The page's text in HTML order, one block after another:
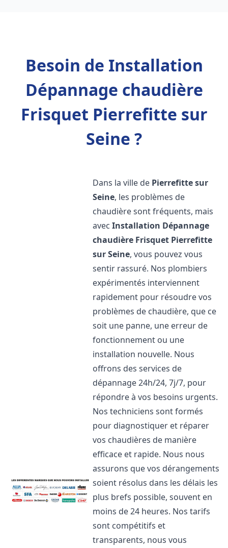
Besoin de Installation
Dépannage chaudière
Frisquet Pierrefitte sur
Seine ?
Dans la ville de Pierrefitte sur
Seine, les problèmes de
chaudière sont fréquents, mais
avecInstallation Dépannage
chaudière Frisquet Pierrefitte
sur Seine, vous pouvez vous
sentir rassuré. Nos plombiers
expérimentés interviennent
rapidement pour résoudre vos
problèmes de chaudière, que ce
soit une panne, une erreur de
fonctionnement ou une
installation nouvelle. Nous
offrons des services de
dépannage 24h/24, 7j/7, pour
répondre à vos besoins urgents.
Nos techniciens sont formés
pour diagnostiquer et réparer
vos chaudières de manière
efficace et rapide. Nous nous
assurons que vos dérangements
soient résolus dans les délais les
plus brefs possible, souvent en
moins de 24 heures. Nos tarifs
sont compétitifs et
transparents, nous vous